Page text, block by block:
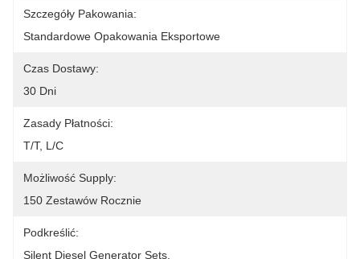
Szczegóły Pakowania:
Standardowe Opakowania Eksportowe
Czas Dostawy:
30 Dni
Zasady Płatności:
T/T, L/C
Możliwość Supply:
150 Zestawów Rocznie
Podkreślić:
Silent Diesel Generator Sets